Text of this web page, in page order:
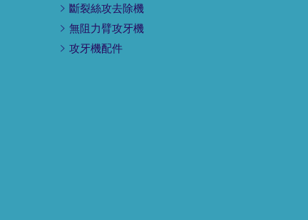
斷裂絲攻去除機
無阻力臂攻牙機
攻牙機配件